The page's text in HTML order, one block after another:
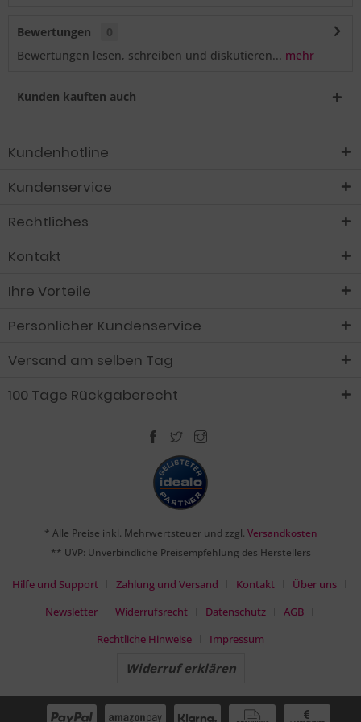
Bewertungen
0
Bewertungen lesen, schreiben und diskutieren... mehr
Kunden kauften auch
Kundenhotline
Kundenservice
Rechtliches
Kontakt
Ihre Vorteile
Persönlicher Kundenservice
Versand am selben Tag
100 Tage Rückgaberecht
* Alle Preise inkl. Mehrwertsteuer und zzgl. Versandkosten
** UVP: Unverbindliche Preisempfehlung des Herstellers
Hilfe und Support Zahlung und Versand Kontakt
Über uns
Newsletter
Widerrufsrecht Datenschutz
AGB
Rechtliche Hinweise
Impressum
Widerruf erklären